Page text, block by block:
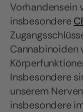
Vorhandensein
insbesondere
Cannabinoiden
Insbesondere
unserem
insbesondere